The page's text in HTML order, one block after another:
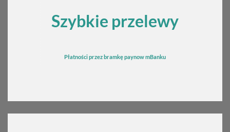
Szybkie przelewy
Płatności przez bramkępaynow mBanku